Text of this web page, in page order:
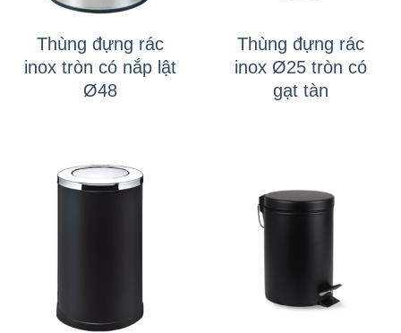
Thùng đựng rác
inox tròn có nắp lật
Ø48
Thùng đựng rác
inox Ø25 tròn có
gạt tàn